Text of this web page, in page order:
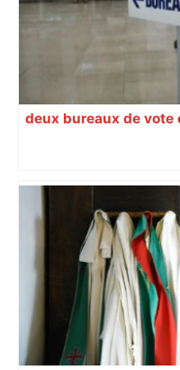
deux bureaux de vote